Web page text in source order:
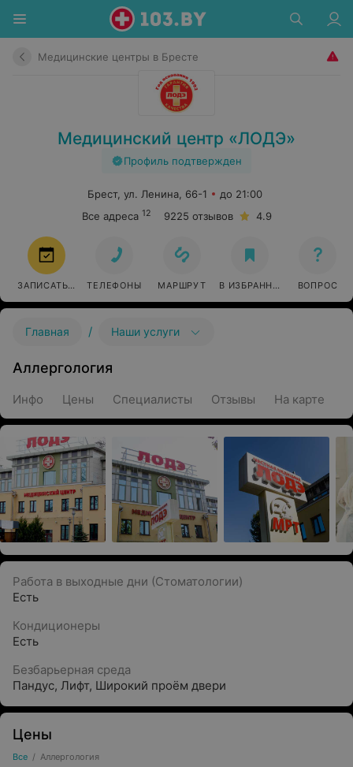
Медицинские центры в Бресте
Медицинский центр «ЛОДЭ»
Профиль подтвержден
Брест, ул. Ленина, 66-1
до 21:00
Все адреса 12 9225 отзывов 4.9
ЗАПИСАТЬСЯ ТЕЛЕФОНЫ МАРШРУТ В ИЗБРАННОЕ ВОПРОС
Главная / Наши услуги
Аллергология
Инфо Цены Специалисты Отзывы На карте
Работа в выходные дни (Стоматологии)
Есть
Кондиционеры
Есть
Безбарьерная среда
Пандус, Лифт, Широкий проём двери
Цены
Все / Аллергология